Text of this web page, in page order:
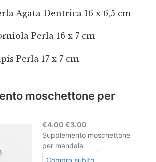
Agata Dentrica 16 x 6,5 cm
Perla 16 x 7 cm
Perla 17 x 7 cm